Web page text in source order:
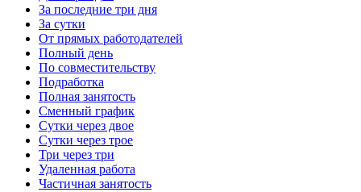
За последние три дня
За сутки
От прямых работодателей
Полный день
По совместительству
Подработка
Полная занятость
Сменный график
Сутки через двое
Сутки через трое
Три через три
Удаленная работа
Частичная занятость